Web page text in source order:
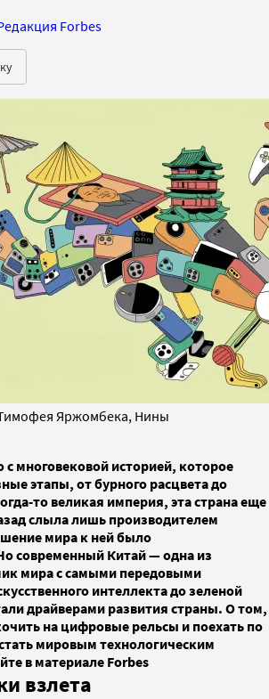
Forbes
Яржомбека, Нины
с многовековой историей, которое
этапы, от бурного расцвета до
то великая империя, эта страна еще
слыла лишь производителем
мира к ней было
современный Китай — одна из
мира с самыми передовыми
интеллекта до зеленой
драйверами развития страны. О том,
на цифровые рельсы и поехать по
мировым технологическим
в материале Forbes
взлета